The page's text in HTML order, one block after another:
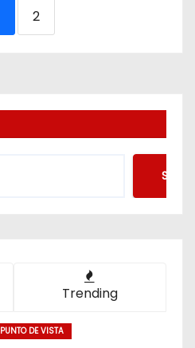
2
Trending
PUNTO DE VISTA